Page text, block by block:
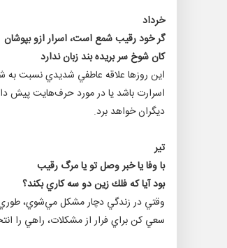
خرداد
گر خود رقيب شمع است، اسرار ازو بپوشان
كان شوخ سر بريده بند زبان ندارد
اين روزها علاقه عاطفي شديدي نسبت به
اسرارت باشد يا در مورد حرف‌هايت پيش
ديگران خواهد برد.
تير
با وفا يا خبر وصل تو يا مرگ رقيب
بود آيا كه فلك زين دو سه كاري بكند؟‌
وقتي در زندگي دچار مشكل مي‌شوي،
سعي كن براي فرار از مشكلات، راهي را